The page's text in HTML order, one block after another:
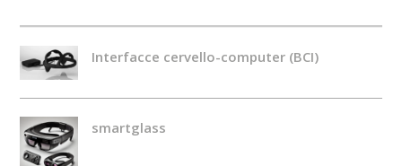
Interfacce cervello-computer (BCI)
smartglass